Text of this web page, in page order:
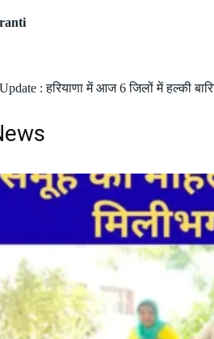
: हरियाणा में आज 6 जिलों में हल्की